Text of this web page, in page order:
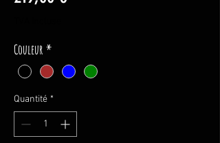
Couleur *
Quantité *